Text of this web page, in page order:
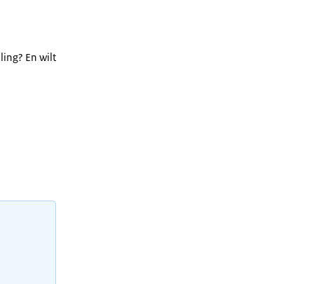
En wilt